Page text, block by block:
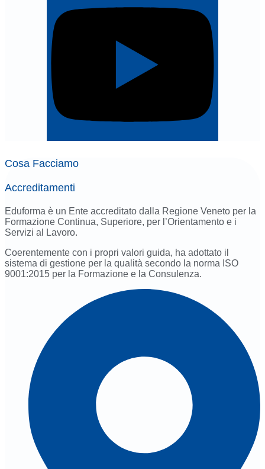
Cosa Facciamo
Accreditamenti
Eduforma è un Ente accreditato dalla Regione Veneto per la
Formazione Continua, Superiore, per l’Orientamento e i
Servizi al Lavoro.
Coerentemente con i propri valori guida, ha adottato il
sistema di gestione per la qualità secondo la norma ISO
9001:2015 per la Formazione e la Consulenza.